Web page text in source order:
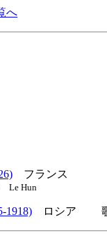
へ
フランス
Le Hun
1918) ロシア 歌